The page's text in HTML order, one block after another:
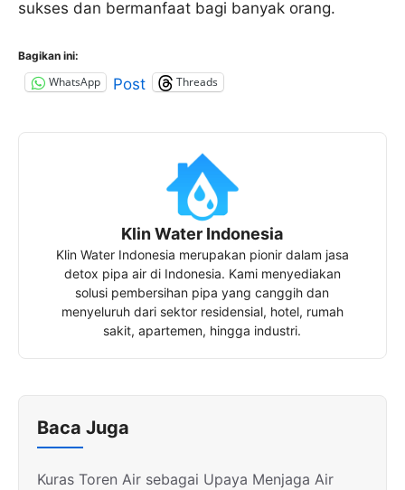
sukses dan bermanfaat bagi banyak orang.
Bagikan ini:
WhatsApp Post Threads
Klin Water Indonesia
Klin Water Indonesia merupakan pionir dalam jasa
detox pipa air di Indonesia. Kami menyediakan
solusi pembersihan pipa yang canggih dan
menyeluruh dari sektor residensial, hotel, rumah
sakit, apartemen, hingga industri.
Baca Juga
Kuras Toren Air sebagai Upaya Menjaga Air